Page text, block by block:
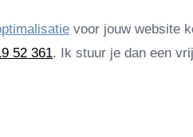
voor jouw website
52 361. Ik stuur je dan een